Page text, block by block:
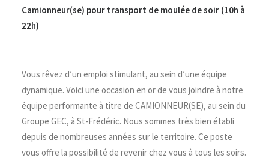
Camionneur(se) pour transport de moulée de soir (10h à
22h)
Vous rêvez d’un emploi stimulant, au sein d’une équipe
dynamique. Voici une occasion en or de vous joindre à notre
équipe performante à titre de CAMIONNEUR(SE), au sein du
Groupe GEC, à St-Frédéric. Nous sommes très bien établi
depuis de nombreuses années sur le territoire. Ce poste
vous offre la possibilité de revenir chez vous à tous les soirs.